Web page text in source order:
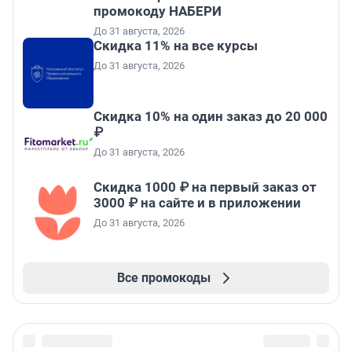
промокоду НАБЕРИ
До 31 августа, 2026
Скидка 11% на все курсы
До 31 августа, 2026
Скидка 10% на один заказ до 20 000
₽
До 31 августа, 2026
Скидка 1000 ₽ на первый заказ от
3000 ₽ на сайте и в приложении
До 31 августа, 2026
Все промокоды